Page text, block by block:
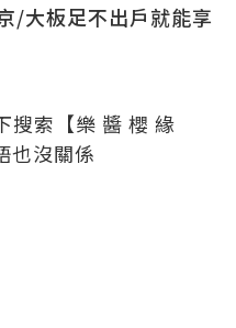
/大板足不出戶就能享
搜索【樂 醬 櫻 緣
也沒關係